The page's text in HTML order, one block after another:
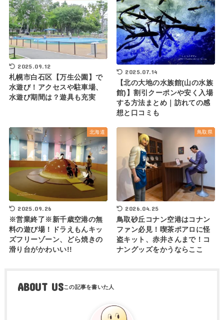
2025.09.12
札幌市白石区【万生公園】で
水遊び！アクセスや駐車場、
水遊び期間は？遊具も充実
2025.07.14
【北の大地の水族館(山の水族
館)】割引クーポンや安く入場
する方法まとめ｜訪れての感
想と口コミも
北海道
2025.09.26
※営業終了※新千歳空港の無
料の遊び場！ドラえもんキッ
ズフリーゾーン、どら焼きの
滑り台がかわいい!!
鳥取県
2026.04.25
鳥取砂丘コナン空港はコナン
ファン必見！喫茶ポアロに怪
盗キット、赤井さんまで！コ
ナングッズをかうならここ
ABOUT US